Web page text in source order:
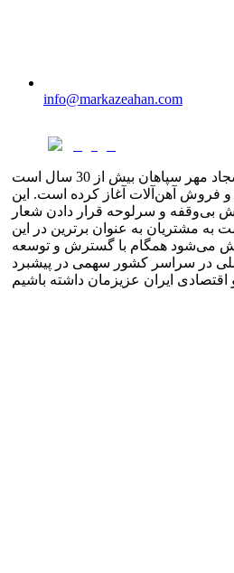
info@markazeahan.com
مرکزآهن با نام تجاری آهن سجاد مهر سپاهان بیش از 30 سال است
و فروش آهن‌آلات آغاز کرده است. این
بی‌وقفه و سرلوحه قرار دادن شعار
مشتریان به عنوان برترین در این
می‌شود همگام با گسترش و توسعه
در سراسر کشور سهمی در پیشبرد